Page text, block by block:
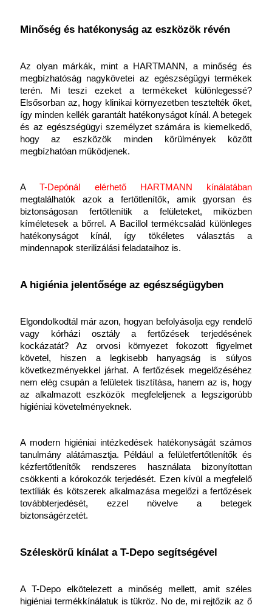
Minőség és hatékonyság az eszközök révén
Az olyan márkák, mint a HARTMANN, a minőség és
megbízhatóság nagykövetei az egészségügyi termékek
terén. Mi teszi ezeket a termékeket különlegessé?
Elsősorban az, hogy klinikai környezetben tesztelték őket,
így minden kellék garantált hatékonyságot kínál. A betegek
és az egészségügyi személyzet számára is kiemelkedő,
hogy az eszközök minden körülmények között
megbízhatóan működjenek.
A
T-Depónál elérhető HARTMANN kínálatában
megtalálhatók azok a fertőtlenítők, amik gyorsan és
biztonságosan fertőtlenítik a felületeket, miközben
kíméletesek a bőrrel. A Bacillol termékcsalád különleges
hatékonyságot kínál, így tökéletes választás a
mindennapok sterilizálási feladataihoz is.
A higiénia jelentősége az egészségügyben
Elgondolkodtál már azon, hogyan befolyásolja egy rendelő
vagy kórházi osztály a fertőzések terjedésének
kockázatát? Az orvosi környezet fokozott figyelmet
követel, hiszen a legkisebb hanyagság is súlyos
következményekkel járhat. A fertőzések megelőzéséhez
nem elég csupán a felületek tisztítása, hanem az is, hogy
az alkalmazott eszközök megfeleljenek a legszigorúbb
higiéniai követelményeknek.
A modern higiéniai intézkedések hatékonyságát számos
tanulmány alátámasztja. Például a felületfertőtlenítők és
kézfertőtlenítők rendszeres használata bizonyítottan
csökkenti a kórokozók terjedését. Ezen kívül a megfelelő
textíliák és kötszerek alkalmazása megelőzi a fertőzések
továbbterjedését, ezzel növelve a betegek
biztonságérzetét.
Széleskörű kínálat a T-Depo segítségével
A T-Depo elkötelezett a minőség mellett, amit széles
higiéniai termékkínálatuk is tükröz. No de, mi rejtőzik az ő